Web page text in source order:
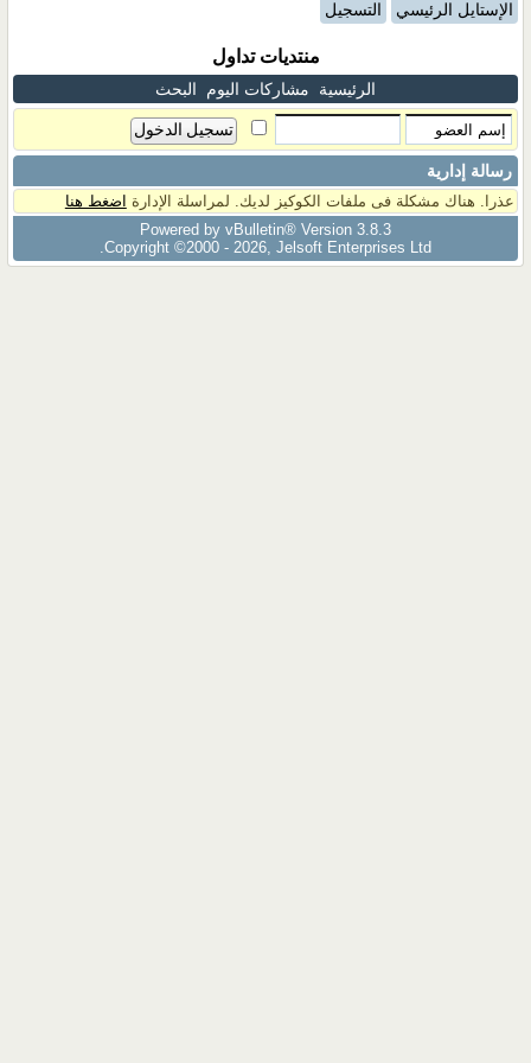
الإستايل الرئيسي التسجيل
منتديات تداول
الرئيسية مشاركات اليوم البحث
رسالة إدارية
عذرا. هناك مشكلة فى ملفات الكوكيز لديك. لمراسلة الإدارة اضغط هنا
Powered by vBulletin® Version 3.8.3
Copyright ©2000 - 2026, Jelsoft Enterprises Ltd.